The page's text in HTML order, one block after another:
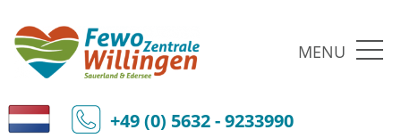
MENU
+49 (0) 5632 - 9233990
Fewo-Zentrale Willingen Ferienobjekte Fewo-Details